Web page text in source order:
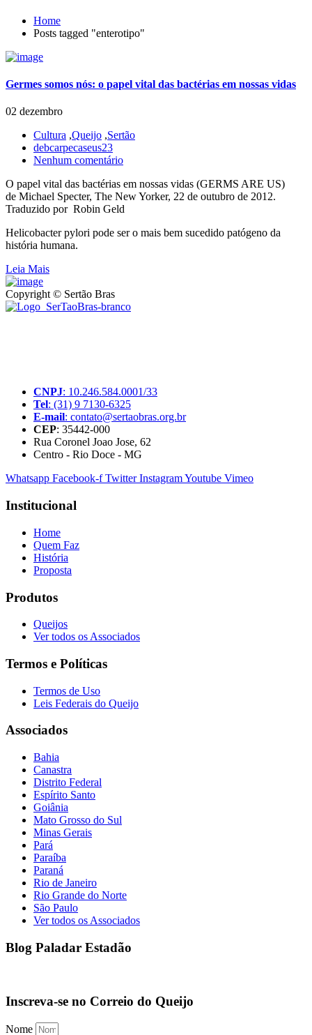
Home
Posts tagged "enterotipo"
Germes somos nós: o papel vital das bactérias em nossas vidas
02 dezembro
Cultura ,Queijo ,Sertão
debcarpecaseus23
Nenhum comentário
O papel vital das bactérias em nossas vidas (GERMS ARE US)
de Michael Specter, The New Yorker, 22 de outubro de 2012.
Traduzido por Robin Geld
Helicobacter pylori pode ser o mais bem sucedido patógeno da
história humana.
Leia Mais
Copyright © Sertão Bras
CNPJ: 10.246.584.0001/33
Tel: (31) 9 7130-6325
E-mail: contato@sertaobras.org.br
CEP: 35442-000
Rua Coronel Joao Jose, 62
Centro - Rio Doce - MG
Whatsapp Facebook-f Twitter InstagramYoutube Vimeo
Institucional
Home
Quem Faz
História
Proposta
Produtos
Queijos
Ver todos os Associados
Termos e Políticas
Termos de Uso
Leis Federais do Queijo
Associados
Bahia
Canastra
Distrito Federal
Espírito Santo
Goiânia
Mato Grosso do Sul
Minas Gerais
Pará
Paraíba
Paraná
Rio de Janeiro
Rio Grande do Norte
São Paulo
Ver todos os Associados
Blog Paladar Estadão
Inscreva-se no Correio do Queijo
Nome